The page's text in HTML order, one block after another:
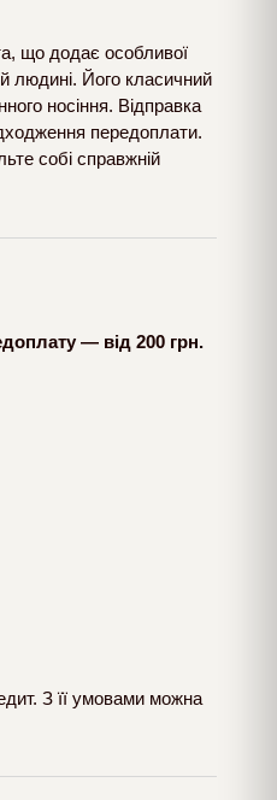
що додає особливої
людині. Його класичний
носіння. Відправка
передоплати.
собі справжній
— від 200 грн.
З її умовами можна